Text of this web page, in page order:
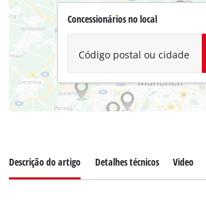
Concessionários no local
Código postal ou cidade
Descrição do artigo Detalhes técnicos Video